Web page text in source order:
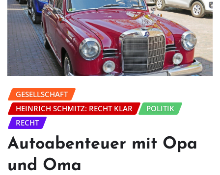
GESELLSCHAFT
HEINRICH SCHMITZ: RECHT KLAR
POLITIK
RECHT
Autoabenteuer mit Opa
und Oma